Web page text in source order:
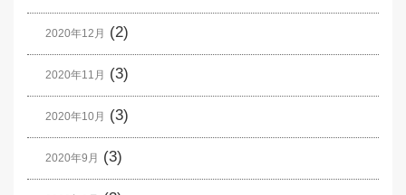
2020年12月 (2)
2020年11月 (3)
2020年10月 (3)
2020年9月 (3)